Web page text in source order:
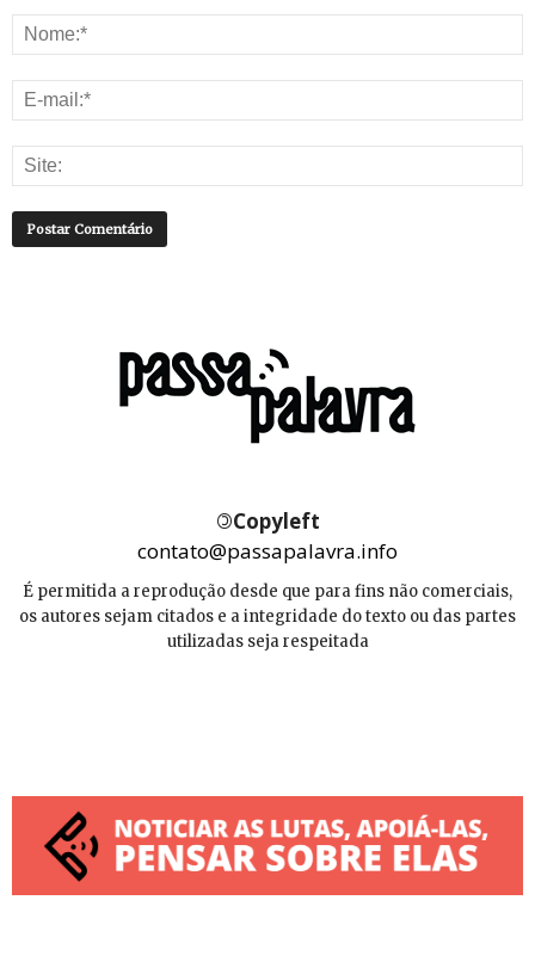
©Copyleft
contato@passapalavra.info
É permitida a reprodução desde que para fins não comerciais,
os autores sejam citados e a integridade do texto ou das partes
utilizadas seja respeitada